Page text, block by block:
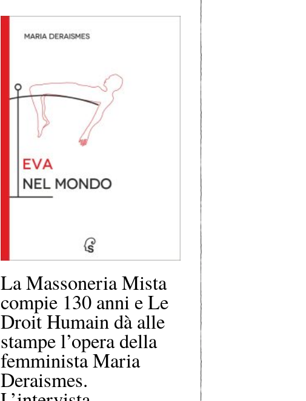
La Massoneria Mista
compie 130 anni e Le
Droit Humain dà alle
stampe l’opera della
femminista Maria
Deraismes.